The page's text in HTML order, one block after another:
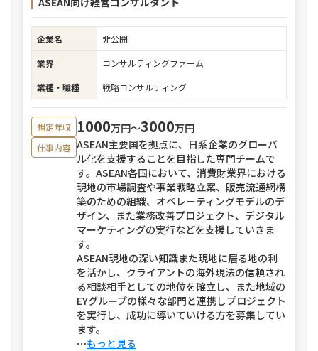
企業名
非公開
業界
コンサルティングファーム
業種・職種
戦略コンサルティング
想定年収 1000万円〜3000万円
仕事内容 ASEAN主要国を拠点に、日系企業のグローバ
ル化を支援することを目指した専門チームで
す。ASEAN各国において、消費財業界における
現地の市場調査や事業戦略立案、販売流通網構
築のための組織、オペレーティングモデルのデ
ザイン、また業務改善プロジェクト、デジタル
マーケティングの実行などを支援していきま
す。
ASEAN現地の深い知識また現地に居る地の利
を活かし、クライアントの海外現法の信頼され
る相談相手としての地位を確立し、また地域の
EYグループの様々な部門と連携しプロジェクト
を実行し、成功に導いていける方を募集してい
ます。
⋯もっと見る